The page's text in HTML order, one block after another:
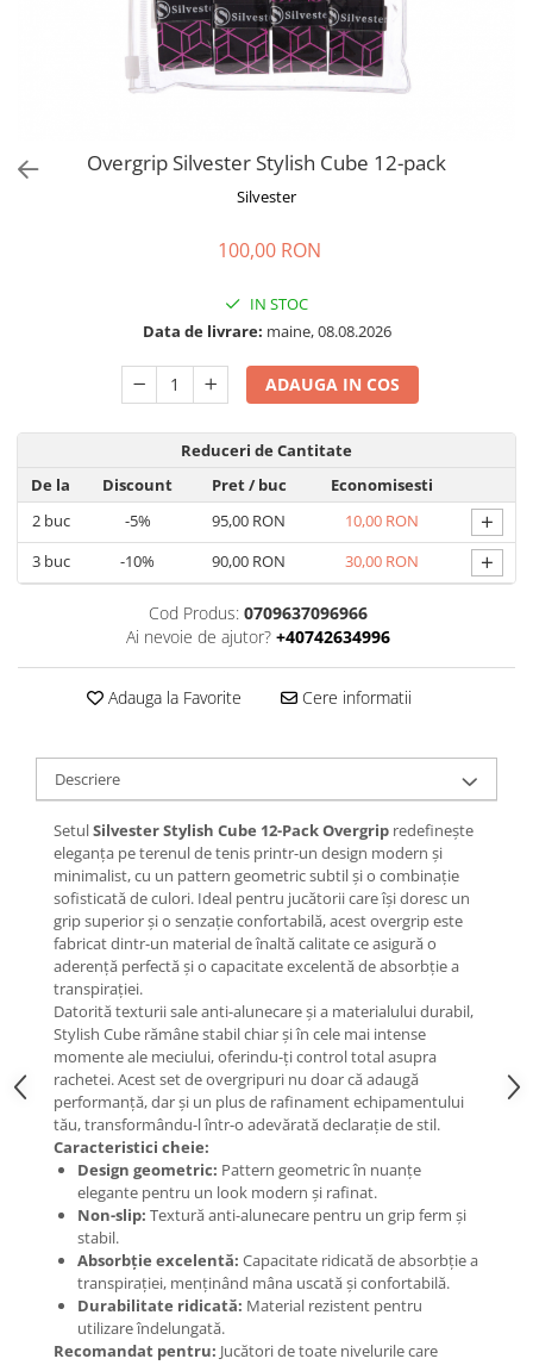
Overgrip Silvester Stylish Cube 12-pack
Silvester
100,00 RON
IN STOC
Data de livrare: maine, 08.08.2026
ADAUGA IN COS
Reduceri de Cantitate
De la
Discount Pret/ buc
Economisesti
2buc -5% 95,00 RON 10,00 RON +
3buc -10% 90,00 RON 30,00 RON +
Cod Produs: 0709637096966
Ai nevoie de ajutor? +40742634996
Adauga la Favorite Cere informatii
Descriere
SetulSilvester Stylish Cube 12-Pack Overgrip redefinește
eleganța pe terenul de tenis printr-un design modern și
minimalist, cu un pattern geometric subtil și o combinație
sofisticată de culori. Ideal pentru jucătorii care își doresc un
grip superior și o senzație confortabilă, acest overgrip este
fabricat dintr-un material de înaltă calitate ce asigură o
aderență perfectă și o capacitate excelentă de absorbție a
transpirației.
Datorită texturii sale anti-alunecare și a materialului durabil,
Stylish Cube rămâne stabil chiar și în cele mai intense
momente ale meciului, oferindu-ți control total asupra
rachetei. Acest set de overgripuri nu doar că adaugă
performanță, dar și un plus de rafinament echipamentului
tău, transformându-l într-o adevărată declarație de stil.
Caracteristici cheie:
Design geometric: Pattern geometric în nuanțe
elegante pentru un look modern și rafinat.
Non-slip: Textură anti-alunecare pentru un grip ferm și
stabil.
Absorbție excelentă: Capacitate ridicată de absorbție a
transpirației, menținând mâna uscată și confortabilă.
Durabilitate ridicată: Material rezistent pentru
utilizare îndelungată.
Recomandat pentru: Jucători de toate nivelurile care